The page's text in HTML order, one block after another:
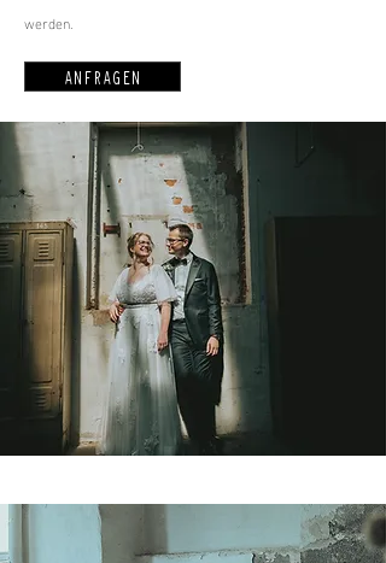
werden.
ANFRAGEN